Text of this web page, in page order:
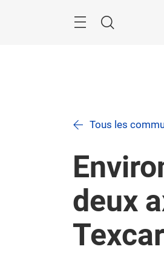
Rechercher
Tous les
deux